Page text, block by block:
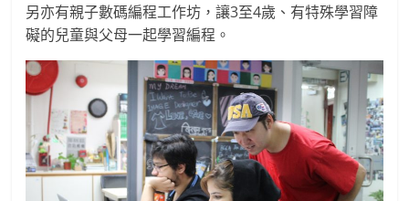
另亦有親子數碼編程工作坊，讓3至4歲、有特殊學習障
礙的兒童與父母一起學習編程。